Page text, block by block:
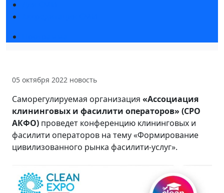
05 октября 2022 новость
Саморегулируемая организация «Ассоциация
клининговых и фасилити операторов» (СРО
АКФО) проведет конференцию клининговых и
фасилити операторов на тему «Формирование
цивилизованного рынка фасилити-услуг».